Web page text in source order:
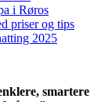
i Røros
priser og tips
2025
smartere